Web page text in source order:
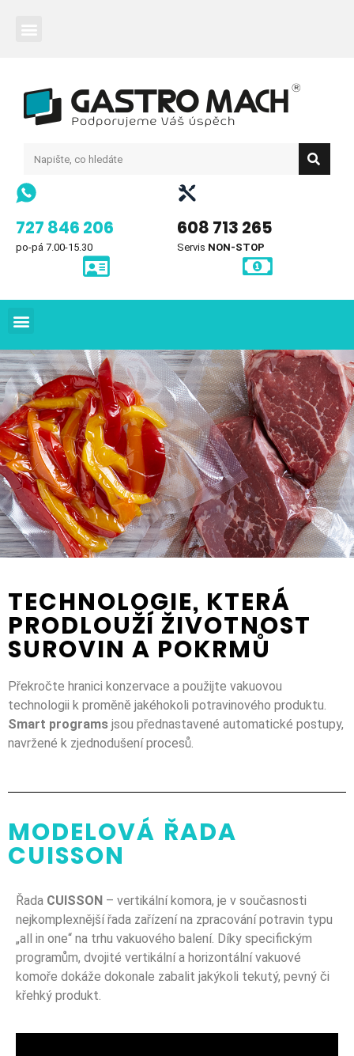
727 846 206
po-pá 7.00-15.30
608 713 265
Servis NON-STOP
TECHNOLOGIE, KTERÁ
PRODLOUŽÍ ŽIVOTNOST
SUROVIN A POKRMŮ
Překročte hranici konzervace a použijte vakuovou
technologii k proměně jakéhokoli potravinového produktu.
Smart programs jsou přednastavené automatické postupy,
navržené k zjednodušení procesů.
MODELOVÁ ŘADA
CUISSON
Řada CUISSON – vertikální komora, je v současnosti
nejkomplexnější řada zařízení na zpracování potravin typu
„all in one“ na trhu vakuového balení. Díky specifickým
programům, dvojité vertikální a horizontální vakuové
komoře dokáže dokonale zabalit jakýkoli tekutý, pevný či
křehký produkt.